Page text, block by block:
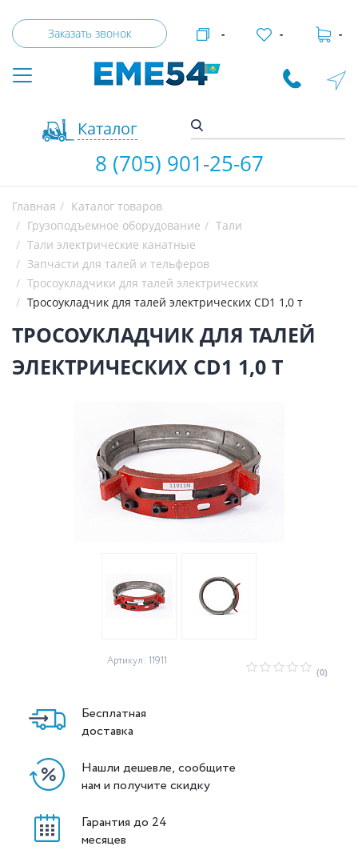
Заказать звонок
Каталог
- - -
8 (705) 901-25-67
Главная
Каталог товаров
Грузоподъемное оборудование
Тали
Тали электрические канатные
Запчасти для талей и тельферов
Тросоукладчики для талей электрических
Тросоукладчик для талей электрических CD1 1,0 т
ТРОСОУКЛАДЧИК ДЛЯ ТАЛЕЙ
ЭЛЕКТРИЧЕСКИХ CD1 1,0 Т
Артикул: 11911
(0)
Бесплатная
доставка
Нашли дешевле, сообщите
нам и получите скидку
Гарантия до 24
месяцев